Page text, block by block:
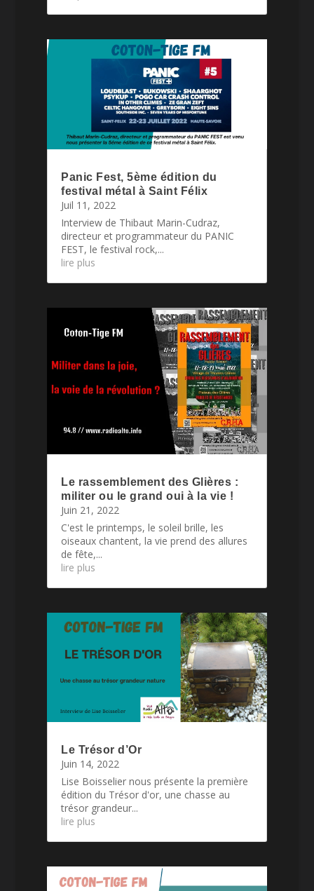
Panic Fest, 5ème édition du
festival métal à Saint Félix
Juil 11, 2022
Interview de Thibaut Marin-Cudraz,
directeur et programmateur du PANIC
FEST, le festival rock,...
lire plus
Le rassemblement des Glières :
militer ou le grand oui à la vie !
Juin 21, 2022
C'est le printemps, le soleil brille, les
oiseaux chantent, la vie prend des allures
de fête,...
lire plus
Le Trésor d’Or
Juin 14, 2022
Lise Boisselier nous présente la première
édition du Trésor d'or, une chasse au
trésor grandeur...
lire plus